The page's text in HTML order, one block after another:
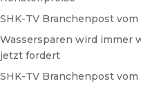
SHK-TV Branchenpost vom
Wassersparen wird immer
jetzt fordert
SHK-TV Branchenpost vom